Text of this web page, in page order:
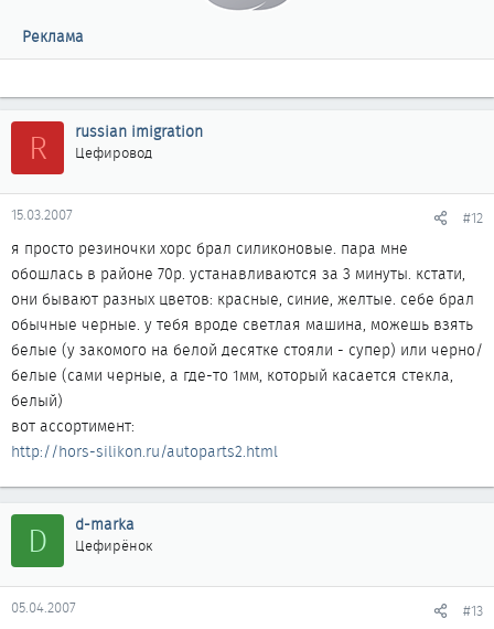
Реклама
R russian imigration
Цефировод
15.03.2007 #12
я просто резиночки хорс брал силиконовые. пара мне
обошлась в районе 70р. устанавливаются за 3 минуты. кстати,
они бывают разных цветов: красные, синие, желтые. себе брал
обычные черные. у тебя вроде светлая машина, можешь взять
белые (у закомого на белой десятке стояли - супер) или черно/
белые (сами черные, а где-то 1мм, который касается стекла,
белый)
вот ассортимент:
http://hors-silikon.ru/autoparts2.html
D d-marka
Цефирёнок
05.04.2007 #13